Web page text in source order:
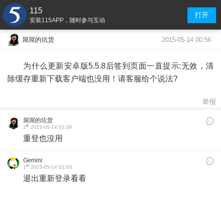
115
安装115APP，随时参与互动
打开
屌屌的坑货 2015-05-14 00:56
为什么更新安卓版5.5.8后签到页面一直提示:无效，清
除缓存重新下载客户端也没用！请客服给个说法?
举报
屌屌的坑货
2# 2015-05-14 03:39
重登也沒用
Gemini
1# 2015-05-14 01:03
退出重新登录看看